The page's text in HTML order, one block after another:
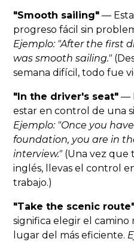
"Smooth sailing" —
progreso fácil sin
Ejemplo: "After the first
was smooth sailing."
semana difícil, todo fue
"In the driver's seat" —
estar en control de una
Ejemplo: "Once you
foundation, you are in
interview."(Una vez que
inglés, llevas el control
trabajo.)
"Take the scenic
significa elegir el camino
lugar del más eficiente.